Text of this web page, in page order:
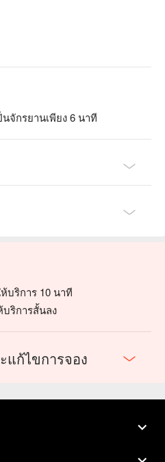
จักรยานเพียง 6 นาที
บริการ 10 นาที
บริการสั้นลง
แก้ไขการจอง